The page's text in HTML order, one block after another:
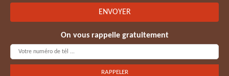
On vous rappelle gratuitement